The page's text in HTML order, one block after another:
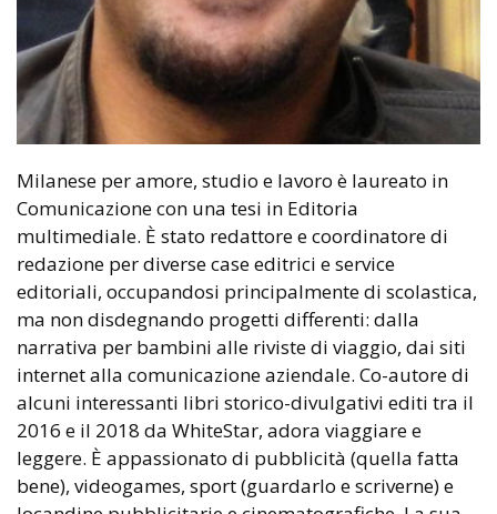
Milanese per amore, studio e lavoro è laureato in
Comunicazione con una tesi in Editoria
multimediale. È stato redattore e coordinatore di
redazione per diverse case editrici e service
editoriali, occupandosi principalmente di scolastica,
ma non disdegnando progetti differenti: dalla
narrativa per bambini alle riviste di viaggio, dai siti
internet alla comunicazione aziendale. Co-autore di
alcuni interessanti libri storico-divulgativi editi tra il
2016 e il 2018 da WhiteStar, adora viaggiare e
leggere. È appassionato di pubblicità (quella fatta
bene), videogames, sport (guardarlo e scriverne) e